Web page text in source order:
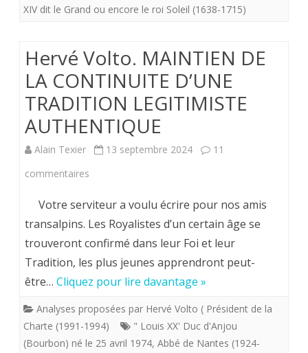
est
vendre
XIV dit le Grand ou encore le roi Soleil (1638-1715)
Hervé Volto. MAINTIEN DE
LA CONTINUITE D’UNE
TRADITION LEGITIMISTE
AUTHENTIQUE
Alain Texier 13 septembre 2024
11
commentaires
Volto.
MAINTIEN
DE
CONTINUITE
D’UNE
Votre serviteur a voulu écrire pour nos amis
transalpins. Les Royalistes d’un certain âge se
trouveront confirmé dans leur Foi et leur
Tradition, les plus jeunes apprendront peut-
être… Cliquez pour lire davantage »
Analyses proposées par Hervé Volto ( Président de la
Charte (1991-1994)
" Louis XX' Duc d'Anjou
(Bourbon) né le 25 avril 1974, Abbé de Nantes (1924-